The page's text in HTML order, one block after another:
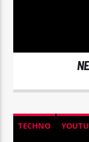
TECHNO